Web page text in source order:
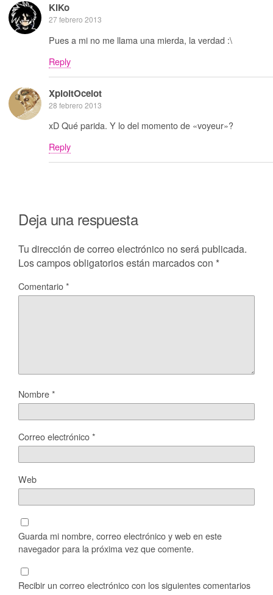
KiKo
27 febrero 2013
Pues a mi no me llama una mierda, la verdad :\
Reply
XploitOcelot
28 febrero 2013
xD Qué parida. Y lo del momento de «voyeur»?
Reply
Deja una respuesta
Tu dirección de correo electrónico no será publicada.
Los campos obligatorios están marcados con *
Comentario*
Nombre*
Correo electrónico*
Web
Guarda mi nombre, correo electrónico y web en este
navegador para la próxima vez que comente.
Recibir un correo electrónico con los siguientes comentarios